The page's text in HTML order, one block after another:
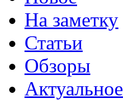
На заметку
Статьи
Обзоры
Актуальное